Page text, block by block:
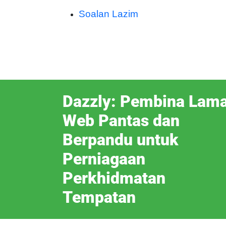
Soalan Lazim
Dazzly: Pembina
Web Pantas dan
Berpandu untuk
Perniagaan
Perkhidmatan
Tempatan